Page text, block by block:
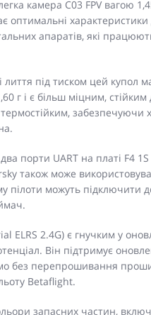
камера C03 FPV вагою
оптимальні характеристики
апаратів, які
лиття під тиском цей купол
г і є більш міцним, стійким
забезпечуючи
порти UART на платі F4 1S
також може
пілоти можуть підключити
ELRS 2.4G) є гнучким у
Він підтримує
без перепрошивання
Betaflight.
запасних частин,